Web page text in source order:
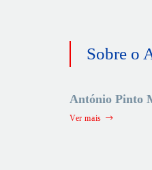
Sobre o
António Pinto
Ver mais